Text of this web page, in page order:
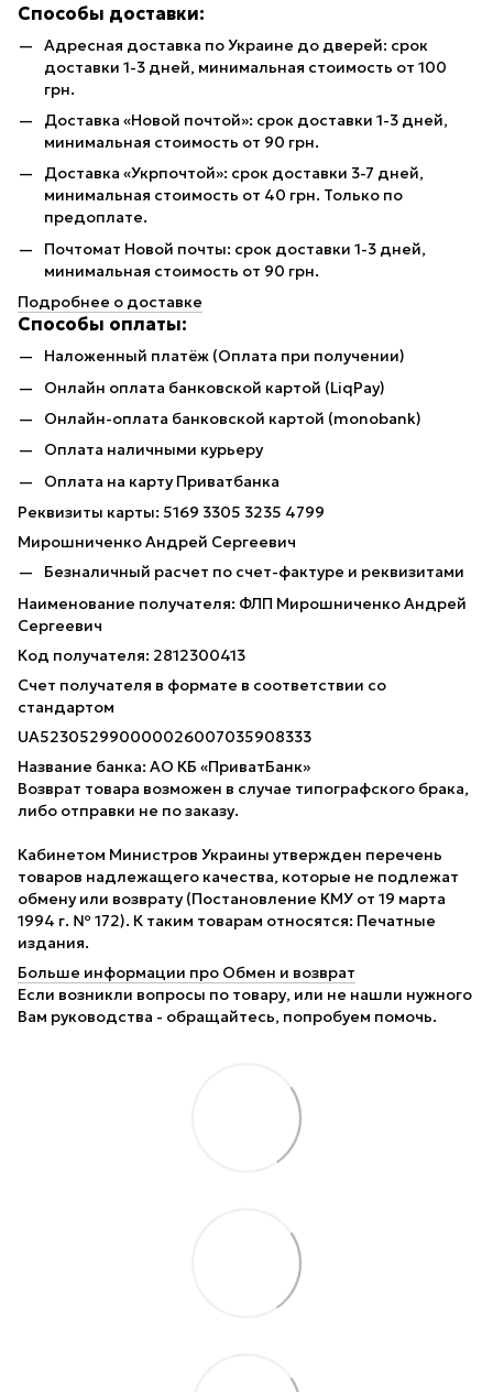
Способы доставки:
Адресная доставка по Украине до дверей: срок
доставки 1-3 дней, минимальная стоимость от 100
грн.
Доставка «Новой почтой»: срок доставки 1-3 дней,
минимальная стоимость от 90 грн.
Доставка «Укрпочтой»: срок доставки 3-7 дней,
минимальная стоимость от 40 грн. Только по
предоплате.
Почтомат Новой почты: срок доставки 1-3 дней,
минимальная стоимость от 90 грн.
Подробнее о доставке
Способы оплаты:
Наложенный платёж (Оплата при получении)
Онлайн оплата банковской картой (LiqPay)
Онлайн-оплата банковской картой (monobank)
Оплата наличными курьеру
Оплата на карту Приватбанка
Реквизиты карты: 5169 3305 3235 4799
Мирошниченко Андрей Сергеевич
Безналичный расчет по счет-фактуре и реквизитами
Наименование получателя: ФЛП Мирошниченко Андрей
Сергеевич
Код получателя: 2812300413
Счет получателя в формате в соответствии со
стандартом
UA523052990000026007035908333
Название банка: АО КБ «ПриватБанк»
Возврат товара возможен в случае типографского брака,
либо отправки не по заказу.
Кабинетом Министров Украины утвержден перечень
товаров надлежащего качества, которые не подлежат
обмену или возврату (Постановление КМУ от 19 марта
1994 г. № 172). К таким товарам относятся: Печатные
издания.
Больше информации про Обмен и возврат
Если возникли вопросы по товару, или не нашли нужного
Вам руководства - обращайтесь, попробуем помочь.